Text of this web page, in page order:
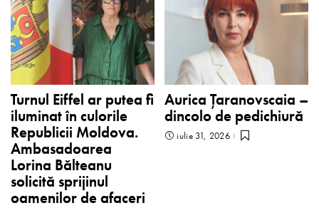
Turnul Eiffel ar putea fi
iluminat în culorile
Republicii Moldova.
Ambasadoarea
Lorina Bălteanu
solicită sprijinul
oamenilor de afaceri
Aurica Țaranovscaia –
dincolo de pedichiură
iulie 31, 2026